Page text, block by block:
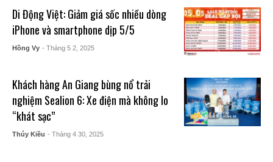
Di Động Việt: Giảm giá sốc nhiều dòng
iPhone và smartphone dịp 5/5
Hồng Vy - Tháng 5 2, 2025
Khách hàng An Giang bùng nổ trải
nghiệm Sealion 6: Xe điện mà không lo
“khát sạc”
Thúy Kiều - Tháng 4 30, 2025